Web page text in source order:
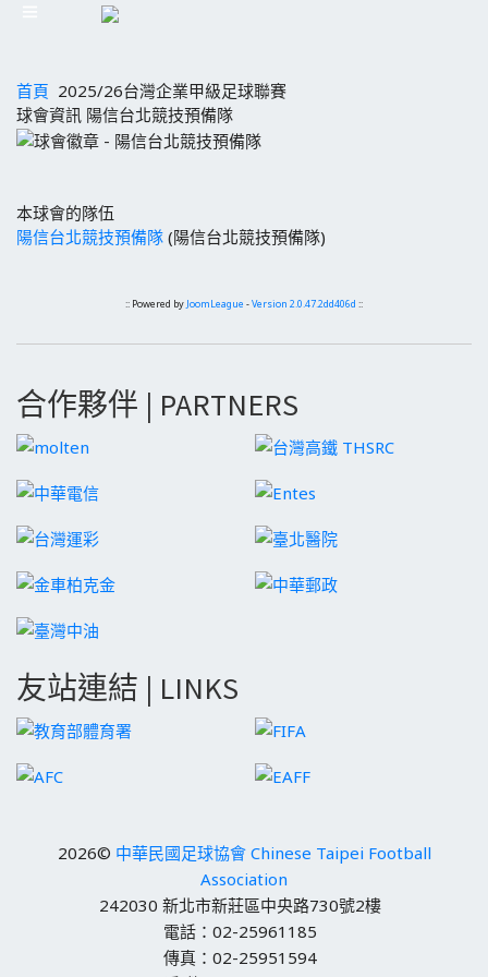
首頁 2025/26台灣企業甲級足球聯賽
球會資訊 陽信台北競技預備隊
本球會的隊伍
陽信台北競技預備隊 (陽信台北競技預備隊)
:: Powered by JoomLeague -Version 2.0.47.2dd406d ::
合作夥伴 | PARTNERS
友站連結 | LINKS
2026© 中華民國足球協會 Chinese Taipei Football
Association
242030 新北市新莊區中央路730號2樓
電話：02-25961185
傳真：02-25951594